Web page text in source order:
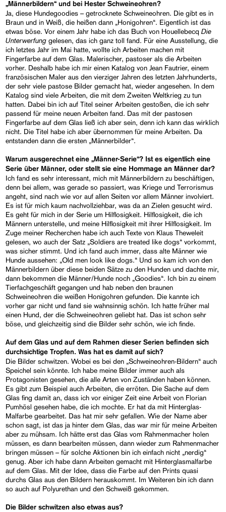
„Männerbildern“ und bei Hester Schweineohren?
Ja, diese Hundegoodies – getrocknete Schweineohren. Die gibt es in
Braun und in Weiß, die heißen dann „Honigohren“. Eigentlich ist das
etwas böse. Vor einem Jahr habe ich das Buch von HouellebecqDie
Unterwerfung gelesen, das ich ganz toll fand. Für eine Ausstellung, die
ich letztes Jahr im Mai hatte, wollte ich Arbeiten machen mit
Fingerfarbe auf dem Glas. Malerischer, pastoser als die Arbeiten
vorher. Deshalb habe ich mir einen Katalog von Jean Fautrier, einem
französischen Maler aus den vierziger Jahren des letzten Jahrhunderts,
der sehr viele pastose Bilder gemacht hat, wieder angesehen. In dem
Katalog sind viele Arbeiten, die mit dem Zweiten Weltkrieg zu tun
hatten. Dabei bin ich auf Titel seiner Arbeiten gestoßen, die ich sehr
passend für meine neuen Arbeiten fand. Das mit der pastosen
Fingerfarbe auf dem Glas ließ ich aber sein, denn ich kann das wirklich
nicht. Die Titel habe ich aber übernommen für meine Arbeiten. Da
entstanden dann die ersten „Männerbilder“.
Warum ausgerechnet eine „Männer-Serie“? Ist es eigentlich eine
Serie über Männer, oder stellt sie eine Hommage an Männer dar?
Ich fand es sehr interessant, mich mit Männerbildern zu beschäftigen,
denn bei allem, was gerade so passiert, was Kriege und Terrorismus
angeht, sind nach wie vor auf allen Seiten vor allem Männer involviert.
Es ist für mich kaum nachvollziehbar, was da an Zielen gesucht wird.
Es geht für mich in der Serie um Hilflosigkeit. Hilflosigkeit, die ich
Männern unterstelle, und meine Hilflosigkeit mit ihrer Hilflosigkeit. Im
Zuge meiner Recherchen habe ich auch Texte von Klaus Theweleit
gelesen, wo auch der Satz „Soldiers are treated like dogs“ vorkommt,
was sicher stimmt. Und ich fand auch immer, dass alte Männer wie
Hunde aussehen: „Old men look like dogs.“ Und so kam ich von den
Männerbildern über diese beiden Sätze zu den Hunden und dachte mir,
dann bekommen die Männer/Hunde noch „Goodies“. Ich bin zu einem
Tierfachgeschäft gegangen und hab neben den braunen
Schweineohren die weißen Honigohren gefunden. Die kannte ich
vorher gar nicht und fand sie wahnsinnig schön. Ich hatte früher mal
einen Hund, der die Schweineohren geliebt hat. Das ist schon sehr
böse, und gleichzeitig sind die Bilder sehr schön, wie ich finde.
Auf dem Glas und auf dem Rahmen dieser Serien befinden sich
durchsichtige Tropfen. Was hat es damit auf sich?
Die Bilder schwitzen. Wobei es bei den „Schweineohren-Bildern“ auch
Speichel sein könnte. Ich habe meine Bilder immer auch als
Protagonisten gesehen, die alle Arten von Zuständen haben können.
Es gibt zum Beispiel auch Arbeiten, die erröten. Die Sache auf dem
Glas fing damit an, dass ich vor einiger Zeit eine Arbeit von Florian
Pumhösl gesehen habe, die ich mochte. Er hat da mit Hinterglas-
Malfarbe gearbeitet. Das hat mir sehr gefallen. Wie der Name aber
schon sagt, ist das ja hinter dem Glas, das war mir für meine Arbeiten
aber zu mühsam. Ich hätte erst das Glas vom Rahmenmacher holen
müssen, es dann bearbeiten müssen, dann wieder zum Rahmenmacher
bringen müssen – für solche Aktionen bin ich einfach nicht „nerdig“
genug. Aber ich habe dann Arbeiten gemacht mit Hinterglasmalfarbe
auf dem Glas. Mit der Idee, dass die Farbe auf den Prints quasi
durchs Glas aus den Bildern herauskommt. Im Weiteren bin ich dann
so auch auf Polyurethan und den Schweiß gekommen.
Die Bilder schwitzen also etwas aus?